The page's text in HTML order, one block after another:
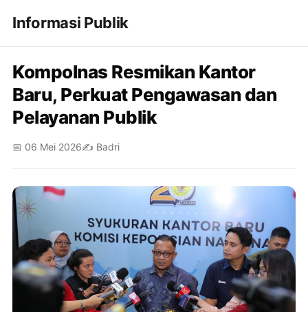
Informasi Publik
Kompolnas Resmikan Kantor
Baru, Perkuat Pengawasan dan
Pelayanan Publik
📅 06 Mei 2026✍️ Badri